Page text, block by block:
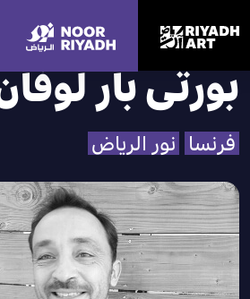
الرئيسية | الفنانون بورتى بار لوفان
بورتى بار
فرنسا نور الرياض